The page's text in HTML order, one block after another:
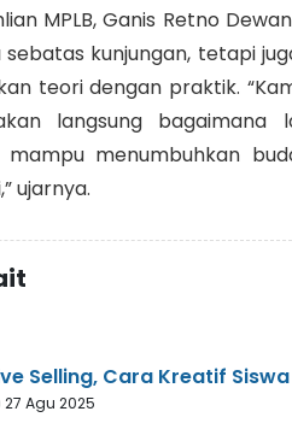
MPLB, Ganis Retno
sebatas kunjungan, tetapi
teori dengan praktik.
langsung bagaimana
menumbuhkan
ujarnya.
Selling, Cara Kreatif
27 Agu 2025